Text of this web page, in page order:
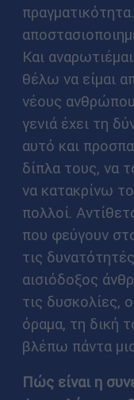
Και
θέλω να είμαι
νέους
γενιά έχει τη
αυτό και
δίπλα τους, να
να κατακρίνω
πολλοί.
που φεύγουν
τις
αισιόδοξος
τις δυσκολίες,
όραμα, τη δική
βλέπω πάντα
Πώς είναι η